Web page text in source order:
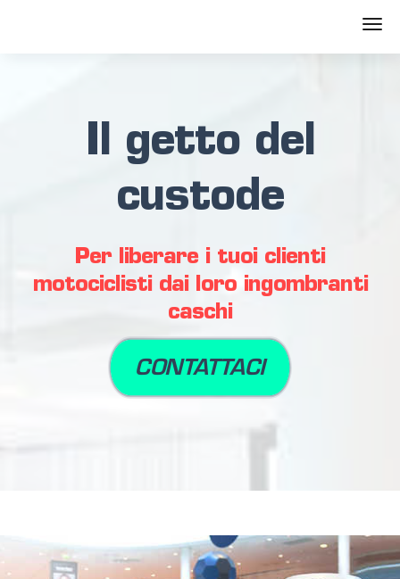
Il getto del
custode
Per liberare i tuoi clienti
motociclisti dai loro ingombranti
caschi
CONTATTACI